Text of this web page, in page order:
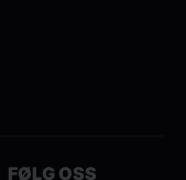
FØLG OSS